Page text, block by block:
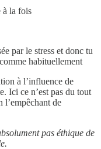
à la fois
par le stress et donc tu
habituellement
à l’influence de
Ici ce n’est pas du tout
l’empêchant de
pas éthique de